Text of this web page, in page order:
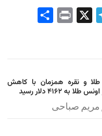
Tel
Pri
و نقره همزمان با کاهش
۴۱۶۲ دلار رسید
مریم صباحی